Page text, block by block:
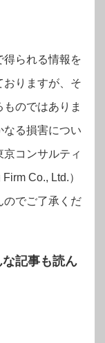
られる情報を
おりますが、そ
のではありま
なる損害につい
コンサルティ
Co., Ltd.）
のでご了承くだ
記事も読ん